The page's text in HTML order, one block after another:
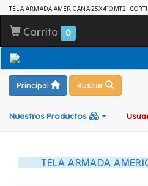
TELA ARMADA AMERICANA 25X410 MT2 |
Carrito 0
Principal Buscar
Nuestros Productos
TELA ARMADA